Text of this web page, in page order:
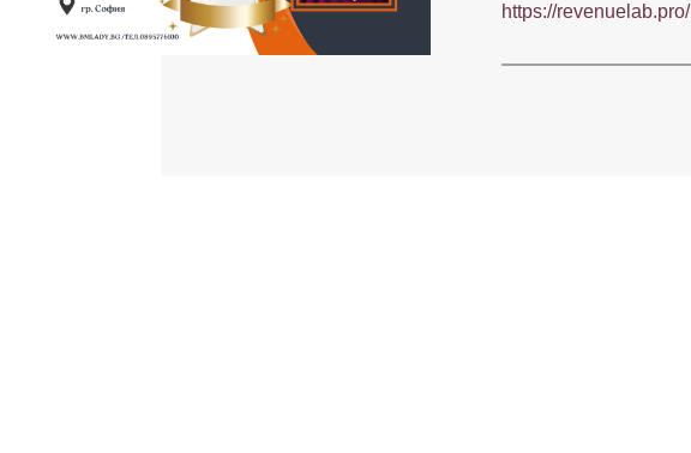
https://revenuelab.pro/